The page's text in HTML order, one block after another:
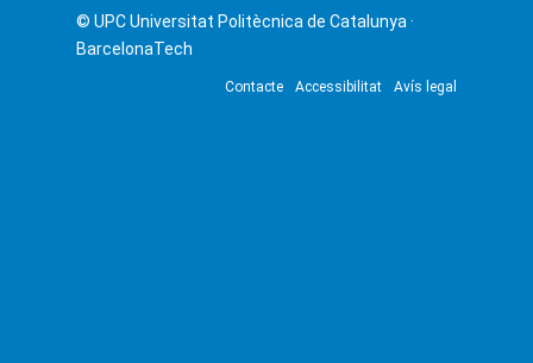
© UPCUniversitat Politècnica de Catalunya ·
BarcelonaTech
Contacte Accessibilitat Avís legal